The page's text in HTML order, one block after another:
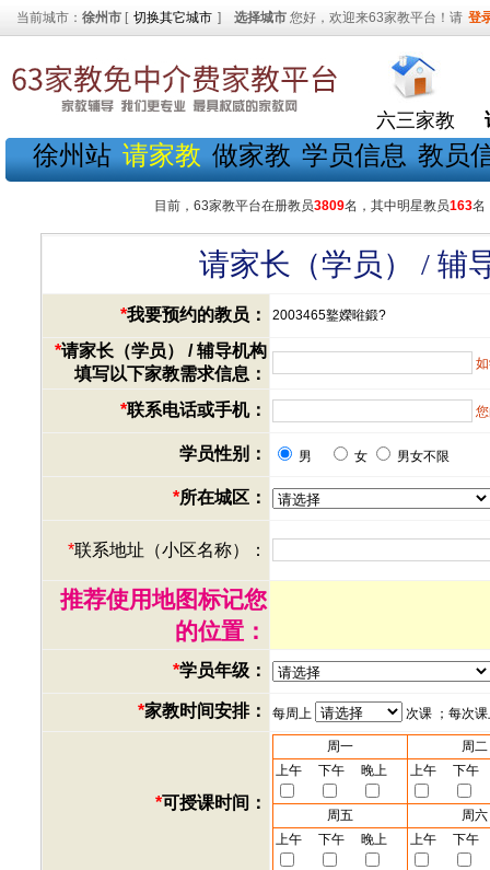
当前城市： 徐州市 [ 切换其它城市 ] 选择城市 您好，欢迎来63家教平台！请 登
六三家教
徐州站 请家教 做家教 学员信息 教员
目前，63家教平台在册教员3809名，其中明星教员163名
请家长（学员） / 辅
*我要预约的教员： 2003465鐜嬫暀鍛?
*请家长（学员） / 辅导机构
填写以下家教需求信息：
*联系电话或手机：
学员性别： 男 女 男女不限
*所在城区：
*联系地址（小区名称）：
推荐使用地图标记您
的位置：
*学员年级：
*家教时间安排： 每周上 次课 ；每次
*可授课时间：
周一
周二
上午
下午 晚上 上午 下午
周五
周六
上午
下午 晚上 上午 下午